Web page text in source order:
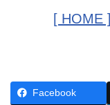
[ HOME ]
Facebook